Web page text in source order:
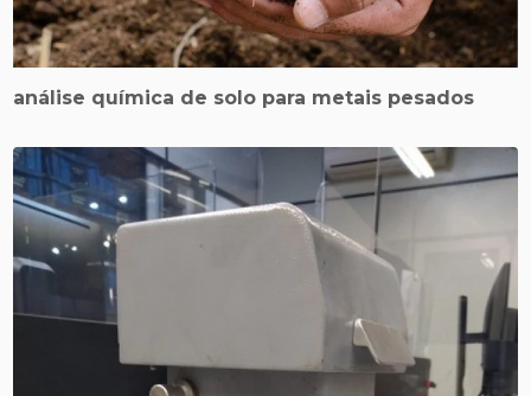
análise química de solo para metais pesados